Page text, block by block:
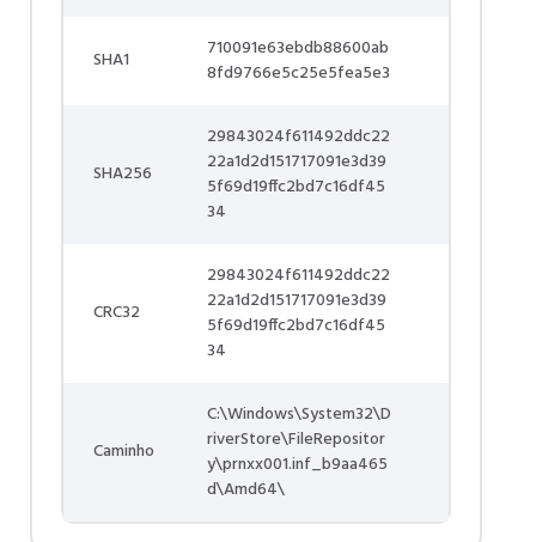
SHA1
710091e63ebdb88600ab
8fd9766e5c25e5fea5e3
SHA256
29843024f611492ddc22
22a1d2d151717091e3d39
5f69d19ffc2bd7c16df45
34
CRC32
29843024f611492ddc22
22a1d2d151717091e3d39
5f69d19ffc2bd7c16df45
34
Caminho
C:\Windows\System32\D
riverStore\FileRepositor
y\prnxx001.inf_b9aa465
d\Amd64\